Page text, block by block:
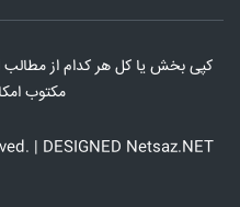
کپی بخش یا کل هر کدام از
مکتوب
| DESIGNED Netsaz.NET